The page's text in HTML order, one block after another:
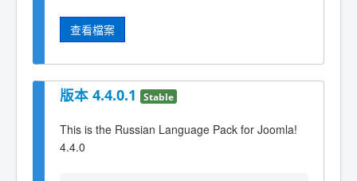
查看檔案
版本 4.4.0.1 Stable
This is the Russian Language Pack for Joomla!
4.4.0